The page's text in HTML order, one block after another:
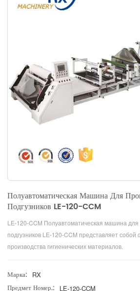
Полуавтоматическая Машина Для
Подгузников LE-120-CCM
LE-120-CCM Полуавтоматическая машина для
подгузников LE-120-CCM представляет собой
производства гигиенических материалов.
Марка: RX
Предмет Номер.: LE-120-CCM